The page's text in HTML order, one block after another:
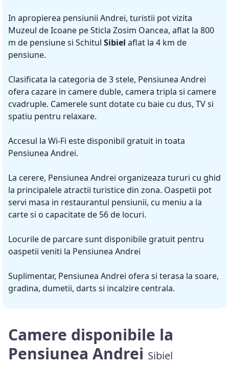
In apropierea pensiunii Andrei, turistii pot vizita
Muzeul de Icoane pe Sticla Zosim Oancea, aflat la 800
m de pensiune si Schitul Sibiel aflat la 4 km de
pensiune.
Clasificata la categoria de 3 stele, Pensiunea Andrei
ofera cazare in camere duble, camera tripla si camere
cvadruple. Camerele sunt dotate cu baie cu dus, TV si
spatiu pentru relaxare.
Accesul la Wi-Fi este disponibil gratuit in toata
Pensiunea Andrei.
La cerere, Pensiunea Andrei organizeaza tururi cu ghid
la principalele atractii turistice din zona. Oaspetii pot
servi masa in restaurantul pensiunii, cu meniu a la
carte si o capacitate de 56 de locuri.
Locurile de parcare sunt disponibile gratuit pentru
oaspetii veniti la Pensiunea Andrei
Suplimentar, Pensiunea Andrei ofera si terasa la soare,
gradina, dumetii, darts si incalzire centrala.
Camere disponibile la
Pensiunea Andrei Sibiel